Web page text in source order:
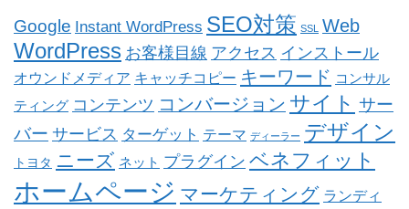
Google Instant WordPress SEO対策 SSL Web
WordPress お客様目線 アクセス インストール
オウンドメディア キャッチコピー キーワード コンサル
ティング コンテンツ コンバージョン サイト サー
バー サービス ターゲット テーマ ディーラー デザイン
トヨタ ニーズ ネット プラグイン ベネフィット
ホームページ マーケティング ランディ